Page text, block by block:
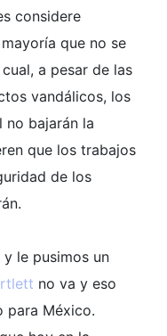
considere
que no se
a pesar de las
vandálicos, los
no bajarán la
que los trabajos
de los
y le pusimos un
no va y eso
para México.